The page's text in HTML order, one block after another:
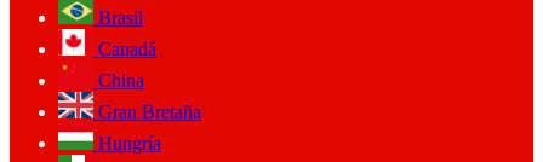
Brasil
Canadá
China
Gran Bretaña
Hungría